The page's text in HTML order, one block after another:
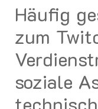
Häufig
zum
soziale